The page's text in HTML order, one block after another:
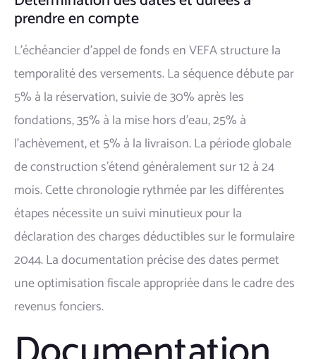
prendre en compte
L'échéancier d'appel de fonds en VEFA structure la
temporalité des versements. La séquence débute par
5% à la réservation, suivie de 30% après les
fondations, 35% à la mise hors d'eau, 25% à
l'achèvement, et 5% à la livraison. La période globale
de construction s'étend généralement sur 12 à 24
mois. Cette chronologie rythmée par les différentes
étapes nécessite un suivi minutieux pour la
déclaration des charges déductibles sur le formulaire
2044. La documentation précise des dates permet
une optimisation fiscale appropriée dans le cadre des
revenus fonciers.